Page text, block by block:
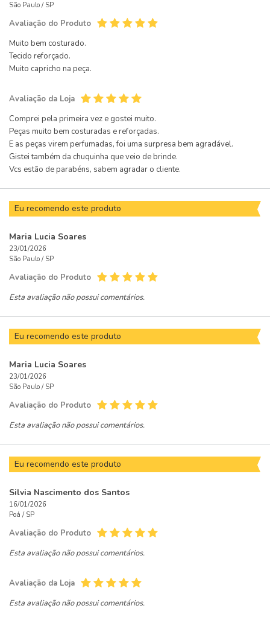
São Paulo / SP
Avaliação do Produto
Muito bem costurado.
Tecido reforçado.
Muito capricho na peça.
Avaliação da Loja
Comprei pela primeira vez e gostei muito.
Peças muito bem costuradas e reforçadas.
E as peças virem perfumadas, foi uma surpresa bem agradável.
Gistei também da chuquinha que veio de brinde.
Vcs estão de parabéns, sabem agradar o cliente.
Eu recomendo este produto
Maria Lucia Soares
23/01/2026
São Paulo / SP
Avaliação do Produto
Esta avaliação não possui comentários.
Eu recomendo este produto
Maria Lucia Soares
23/01/2026
São Paulo / SP
Avaliação do Produto
Esta avaliação não possui comentários.
Eu recomendo este produto
Silvia Nascimento dos Santos
16/01/2026
Poá / SP
Avaliação do Produto
Esta avaliação não possui comentários.
Avaliação da Loja
Esta avaliação não possui comentários.